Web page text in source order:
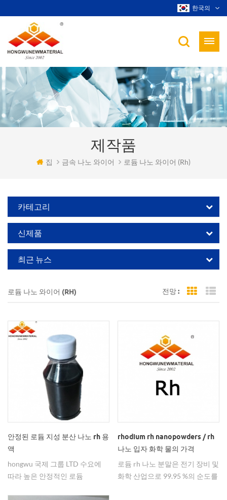
한국의
제작품
집 금속 나노 와이어 로듐 나노 와이어 (rh)
카테고리
신제품
최근 뉴스
로듐 나노 와이어 (RH) 전망 : Grid
안정된 로듐 지성 분산 나노 rh 용
액
hongwu 국제 그룹 LTD 수요에
따라 높은 안정적인 로듐
rhodium rh nanopowders / rh
나노 입자 화학 물의 가격
로듐 rh 나노 분말은 전기 장비 및
화학 산업으로 99.95 %의 순도를